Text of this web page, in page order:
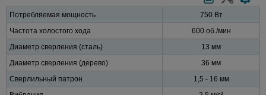
Потребляемая мощность
750 Вт
Частота холостого хода
600 об./мин
Диаметр сверления (сталь)
13 мм
Диаметр сверления (дерево)
36 мм
Сверлильный патрон
1,5 - 16 мм